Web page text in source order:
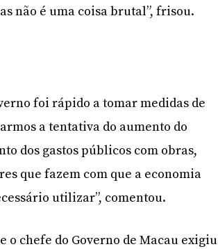
não é uma coisa brutal”, frisou.
foi rápido a tomar medidas de
a tentativa do aumento do
dos gastos públicos com obras,
que fazem com que a economia
utilizar”, comentou.
o chefe do Governo de Macau exigiu